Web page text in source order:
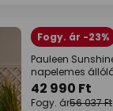
Fogy. ár -23%
Pauleen
napelemes
42 990 Ft
Fogy. ár56 037 Ft